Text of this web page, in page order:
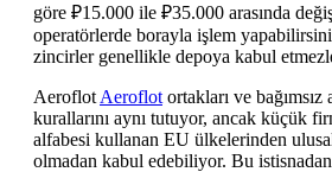
göre ₽15.000 ile ₽35.000 arasında
operatörlerde borayla işlem
zincirler genellikle depoya kabul
Aeroflot Aeroflot ortakları ve
kurallarını aynı tutuyor, ancak küçük
alfabesi kullanan EU ülkelerinden
olmadan kabul edebiliyor. Bu